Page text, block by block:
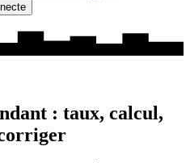
: taux, calcul,